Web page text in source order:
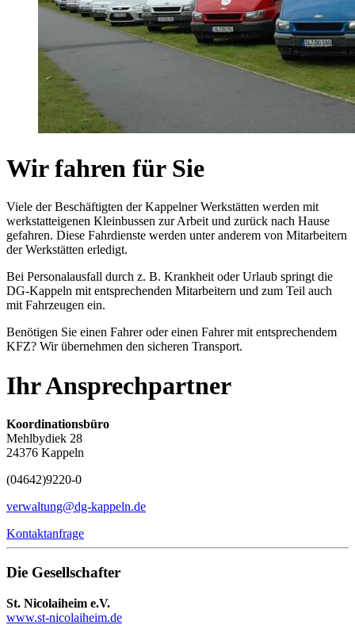
Wir fahren für Sie
Viele der Beschäftigten der Kappelner Werkstätten werden mit
werkstatteigenen Kleinbussen zur Arbeit und zurück nach Hause
gefahren. Diese Fahrdienste werden unter anderem von Mitarbeitern
der Werkstätten erledigt.
Bei Personalausfall durch z. B. Krankheit oder Urlaub springt die
DG-Kappeln mit entsprechenden Mitarbeitern und zum Teil auch
mit Fahrzeugen ein.
Benötigen Sie einen Fahrer oder einen Fahrer mit entsprechendem
KFZ? Wir übernehmen den sicheren Transport.
Ihr Ansprechpartner
Koordinationsbüro
Mehlbydiek 28
24376 Kappeln
(04642)9220-0
verwaltung@dg-kappeln.de
Kontaktanfrage
Die Gesellschafter
St. Nicolaiheim e.V.
www.st-nicolaiheim.de